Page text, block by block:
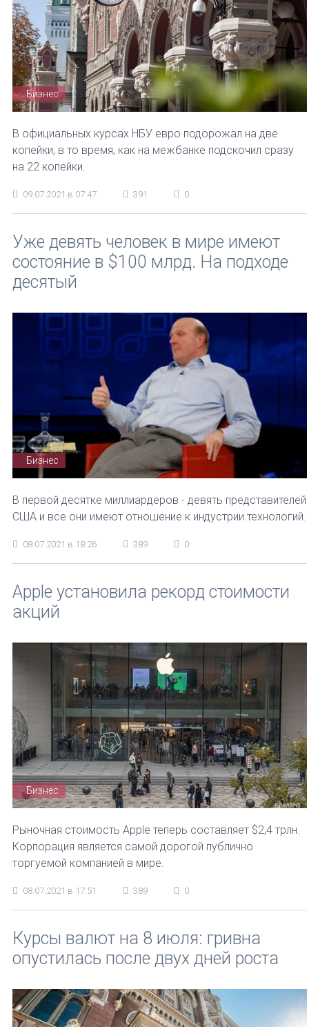
Бизнес
В официальных курсах НБУ евро подорожал на две
копейки, в то время, как на межбанке подскочил сразу
на 22 копейки.
09.07.2021 в 07:47 391 0
Уже девять человек в мире имеют
состояние в $100 млрд. На подходе
десятый
Бизнес
В первой десятке миллиардеров - девять представителей
США и все они имеют отношение к индустрии технологий.
08.07.2021 в 18:26 389 0
Apple установила рекорд стоимости
акций
Бизнес
Рыночная стоимость Apple теперь составляет $2,4 трлн.
Корпорация является самой дорогой публично
торгуемой компанией в мире.
08.07.2021 в 17:51 389 0
Курсы валют на 8 июля: гривна
опустилась после двух дней роста